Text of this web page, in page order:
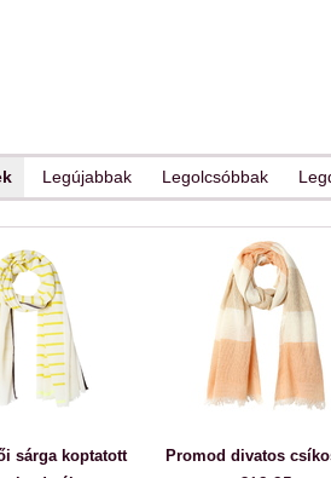
Legújabbak Legolcsóbbak
sárga koptatott
Promod divatos